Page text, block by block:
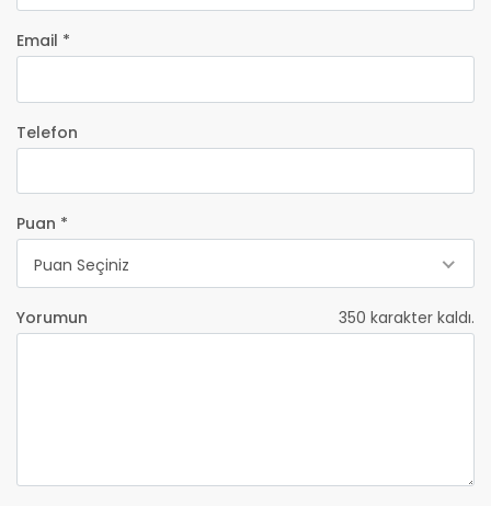
Email *
Telefon
Puan *
Puan Seçiniz
Yorumun 350 karakter kaldı.